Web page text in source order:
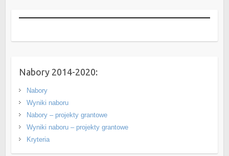
Nabory 2014-2020:
Nabory
Wyniki naboru
Nabory – projekty grantowe
Wyniki naboru – projekty grantowe
Kryteria